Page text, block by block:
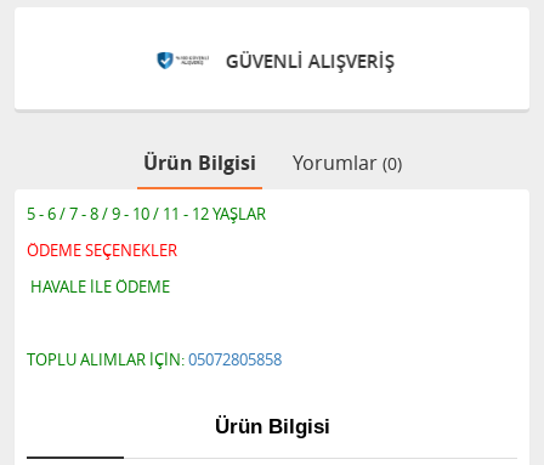
GÜVENLİ ALIŞVERİŞ
Ürün Bilgisi Yorumlar (0)
5 - 6 / 7 - 8 / 9 - 10 / 11 - 12 YAŞLAR
ÖDEME SEÇENEKLER
HAVALE İLE ÖDEME
TOPLU ALIMLAR İÇİN:05072805858
Ürün Bilgisi